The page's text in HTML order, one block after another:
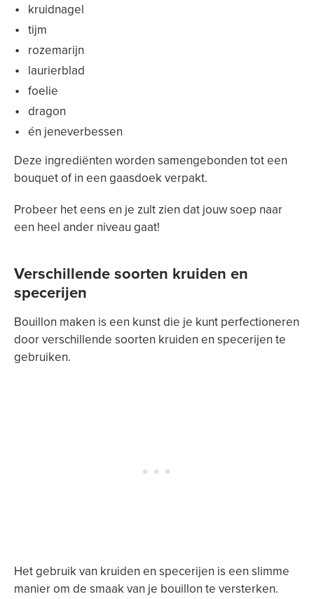
kruidnagel
tijm
rozemarijn
laurierblad
foelie
dragon
én jeneverbessen
Deze ingrediënten worden samengebonden tot een
bouquet of in een gaasdoek verpakt.
Probeer het eens en je zult zien dat jouw soep naar
een heel ander niveau gaat!
Verschillende soorten kruiden en
specerijen
Bouillon maken is een kunst die je kunt perfectioneren
door verschillende soorten kruiden en specerijen te
gebruiken.
Het gebruik van kruiden en specerijen is een slimme
manier om de smaak van je bouillon te versterken.